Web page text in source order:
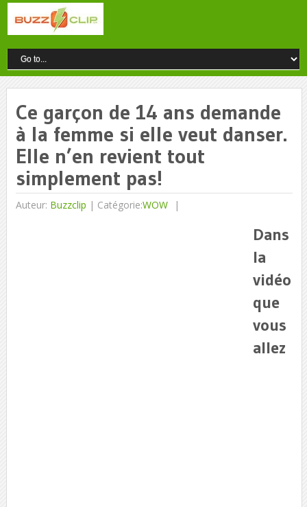
Ce garçon de 14 ans demande
à la femme si elle veut danser.
Elle n’en revient tout
simplement pas!
Auteur: Buzzclip | Catégorie:WOW
Dans
la
vidéo
que
vous
allez